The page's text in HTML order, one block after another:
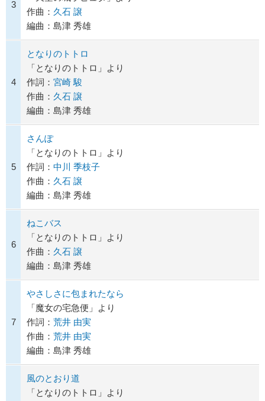
3
作曲： 久石 譲
編曲：島津 秀雄
4
となりのトトロ
「となりのトトロ」より
作詞： 宮崎 駿
作曲： 久石 譲
編曲：島津 秀雄
5
さんぽ
「となりのトトロ」より
作詞： 中川 季枝子
作曲： 久石 譲
編曲：島津 秀雄
6
ねこバス
「となりのトトロ」より
作曲： 久石 譲
編曲：島津 秀雄
7
やさしさに包まれたなら
「魔女の宅急便」より
作詞： 荒井 由実
作曲： 荒井 由実
編曲：島津 秀雄
風のとおり道
「となりのトトロ」より